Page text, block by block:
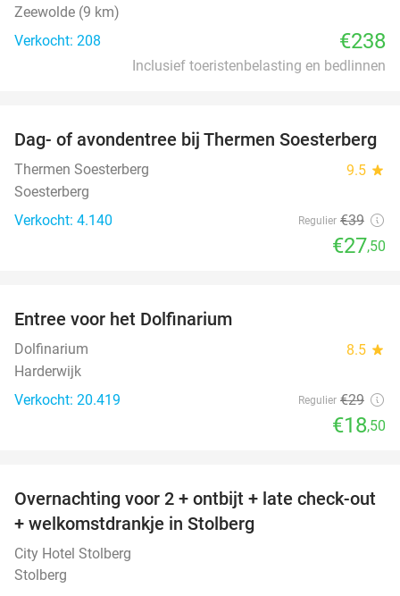
Zeewolde (9 km)
Verkocht: 208
€238
Inclusief toeristenbelasting en bedlinnen
29%
Dag- of avondentree bij Thermen Soesterberg
Thermen Soesterberg 9.5 star
Soesterberg
Verkocht: 4.140
Regulier €39
€27,50
Entree voor het Dolfinarium
Dolfinarium 8.5 star
Harderwijk
Verkocht: 20.419
Regulier €29
€18,50
33%
Overnachting voor 2 + ontbijt + late check-out
+ welkomstdrankje in Stolberg
City Hotel Stolberg
Stolberg